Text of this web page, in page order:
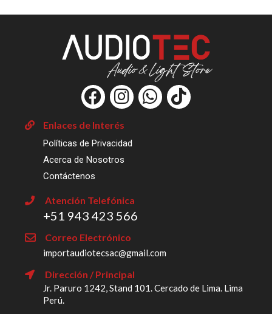
Dirección / Principal
Jr. Paruro 1242, Stand 101. Cercado de Lima. Lima
Perú.
Atención Telefónica
‎+51 943 423 566
Correo Electrónico
importaudiotecsac@gmail.com
Enlaces de Interés
Políticas de Privacidad
Acerca de Nosotros
Contáctenos
F
a
c
e
b
o
o
k
I
n
s
t
a
r
a
W
h
T
i